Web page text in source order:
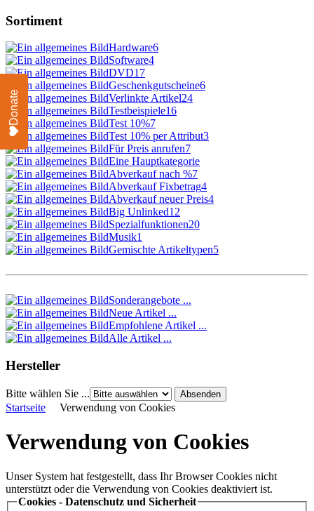
Sortiment
Hardware6
Software4
DVD17
Geschenkgutscheine6
Verlinkte Artikel24
Testbeispiele16
Test 10%7
Test 10% per Attribut3
Für Preis anrufen7
Eine Hauptkategorie
Abverkauf nach %7
Abverkauf Fixbetrag4
Abverkauf neuer Preis4
Big Unlinked12
Spezialfunktionen20
Musik1
Gemischte Artikeltypen5
Sonderangebote ...
Neue Artikel ...
Empfohlene Artikel ...
Alle Artikel ...
Hersteller
Bitte wählen Sie ...
Startseite
Verwendung von Cookies
Verwendung von Cookies
Unser System hat festgestellt, dass Ihr Browser Cookies nicht
unterstützt oder die Verwendung von Cookies deaktiviert ist.
Cookies - Datenschutz und Sicherheit
Donate